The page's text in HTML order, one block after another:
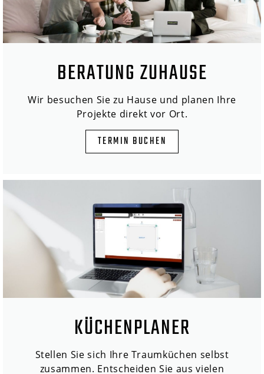
BERATUNG ZUHAUSE
Wir besuchen Sie zu Hause und planen Ihre
Projekte direkt vor Ort.
TERMIN BUCHEN
KÜCHENPLANER
Stellen Sie sich Ihre Traumküchen selbst
zusammen. Entscheiden Sie aus vielen